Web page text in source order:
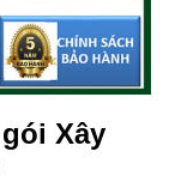
gói Xây